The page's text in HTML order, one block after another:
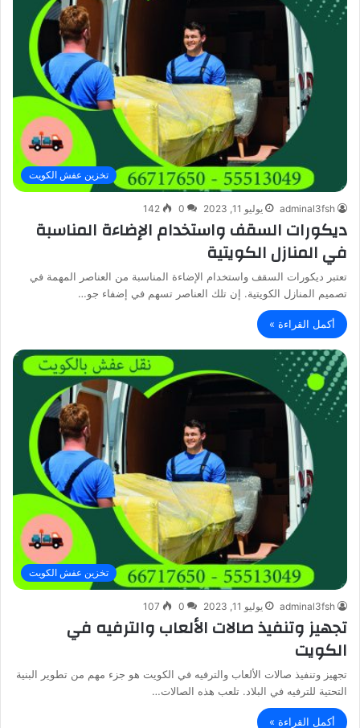
تخزين عفش الكويت
adminal3fsh يوليو 11, 2023 0
142
ديكورات السقف واستخدام الإضاءة المناسبة
في المنازل الكويتية
تعتبر ديكورات السقف واستخدام الإضاءة المناسبة من العناصر المهمة في
تصميم المنازل الكويتية. إن تلك العناصر تسهم في إضفاء جو…
أكمل القراءة »
تخزين عفش الكويت
adminal3fsh يوليو 11, 2023 0
107
تجهيز وتنفيذ صالات الألعاب والترفيه في
الكويت
تجهيز وتنفيذ صالات الألعاب والترفيه في الكويت هو جزء مهم من تطوير البنية
التحتية للترفيه في البلاد. تلعب هذه الصالات…
أكمل القراءة »